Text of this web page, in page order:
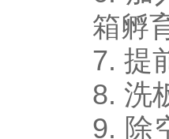
箱孵
7. 提
8. 洗
9. 除